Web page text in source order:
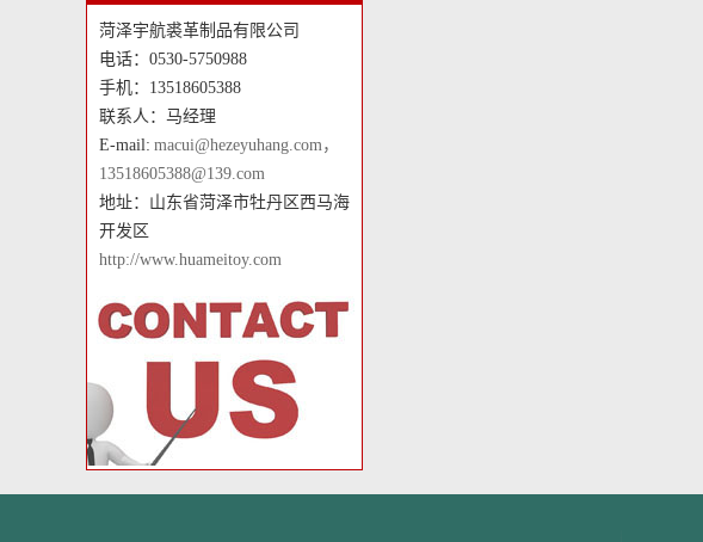
菏泽宇航裘革制品有限公司
电话：0530-5750988
手机：13518605388
联系人：马经理
E-mail: macui@hezeyuhang.com，
13518605388@139.com
地址：山东省菏泽市牡丹区西马海
开发区
http://www.huameitoy.com